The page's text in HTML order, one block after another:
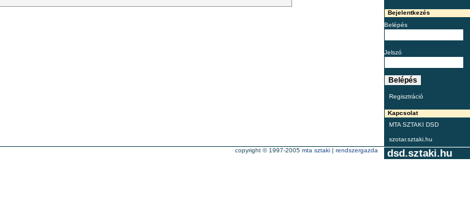
Bejelentkezés
Belépés
Jelszó
Regisztráció
Kapcsolat
MTA SZTAKI DSD
szotar.sztaki.hu
dsd.sztaki.hu
copyright © 1997-2005 mta sztaki | rendszergazda